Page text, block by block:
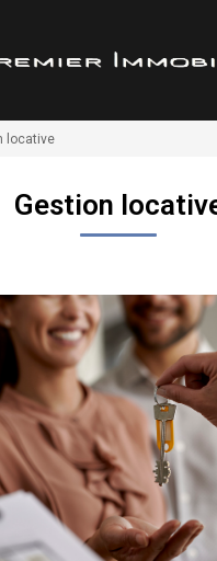
ESTIMER
GESTION LOCATIVE
NOTRE AGENCE
CONTACT
locative
Gestion